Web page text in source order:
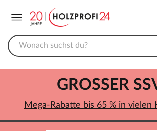
GROSSER
Mega-Rabatte bis 65 % in vielen